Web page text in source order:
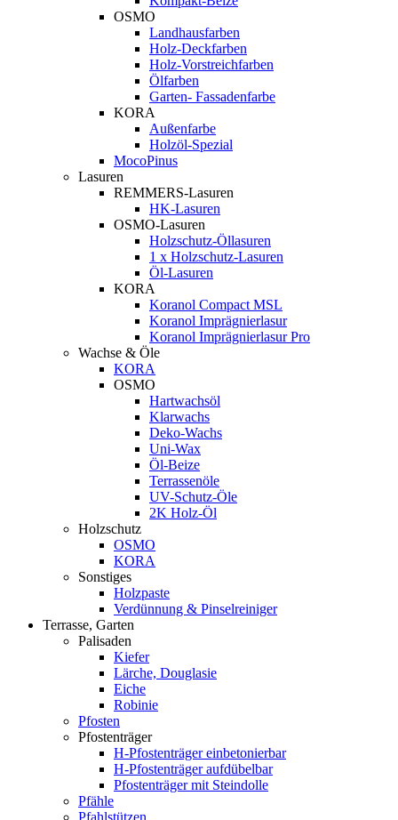
OSMO
Landhausfarben
Holz-Deckfarben
Holz-Vorstreichfarben
Ölfarben
Garten- Fassadenfarbe
KORA
Außenfarbe
Holzöl-Spezial
MocoPinus
Lasuren
REMMERS-Lasuren
HK-Lasuren
OSMO-Lasuren
Holzschutz-Öllasuren
1 x Holzschutz-Lasuren
Öl-Lasuren
KORA
Koranol Compact MSL
Koranol Imprägnierlasur
Koranol Imprägnierlasur Pro
Wachse & Öle
KORA
OSMO
Hartwachsöl
Klarwachs
Deko-Wachs
Uni-Wax
Öl-Beize
Terrassenöle
UV-Schutz-Öle
2K Holz-Öl
Holzschutz
OSMO
KORA
Sonstiges
Holzpaste
Verdünnung & Pinselreiniger
Terrasse, Garten
Palisaden
Kiefer
Lärche, Douglasie
Eiche
Robinie
Pfosten
Pfostenträger
H-Pfostenträger einbetonierbar
H-Pfostenträger aufdübelbar
Pfostenträger mit Steindolle
Pfähle
Pfahlstützen